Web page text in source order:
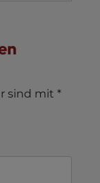
sind mit *